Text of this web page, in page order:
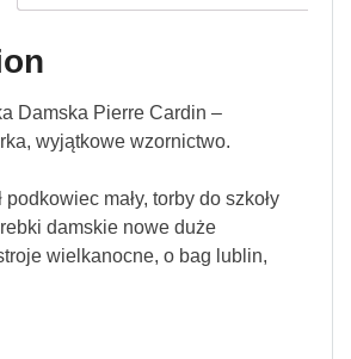
Damska Pierre Cardin –
wyjątkowe wzornictwo.
podkowiec mały, torby do szkoły
damskie nowe duże
wielkanocne, o bag lublin,